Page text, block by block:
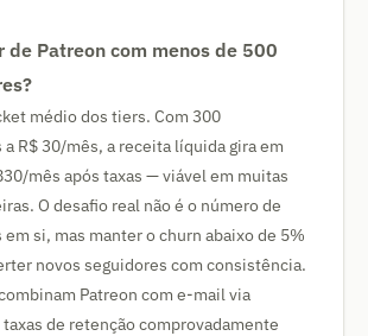
de Patreon com menos de 500
médio dos tiers. Com 300
R$ 30/mês, a receita líquida gira em
mês após taxas — viável em muitas
O desafio real não é o número de
si, mas manter o churn abaixo de 5%
novos seguidores com consistência.
Patreon com e-mail via
de retenção comprovadamente